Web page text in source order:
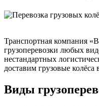
Транспортная компания
грузоперевозки любых
нестандартных
доставим грузовые
Виды